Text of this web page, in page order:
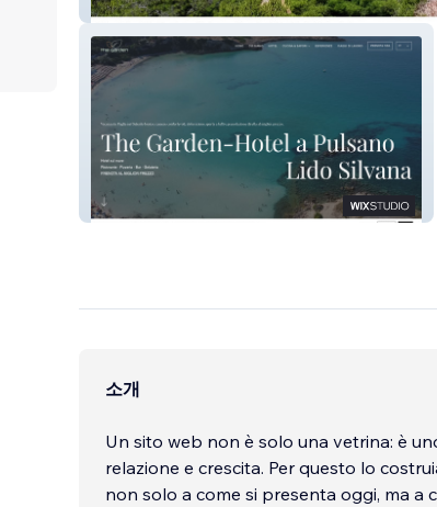
Pierluigi Piu Architetto
Hotel The garden
소개
Un sito web non è solo una vetrina: è
relazione e crescita. Per questo lo
non solo a come si presenta oggi, ma a